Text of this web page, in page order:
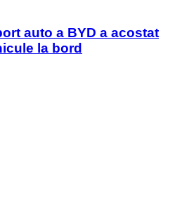
auto a BYD a acostat
la bord